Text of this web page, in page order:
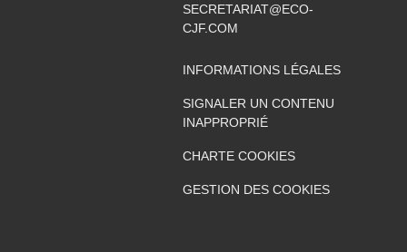
SECRETARIAT@ECO-
CJF.COM
INFORMATIONS LÉGALES
SIGNALER UN CONTENU
INAPPROPRIÉ
CHARTE COOKIES
GESTION DES COOKIES